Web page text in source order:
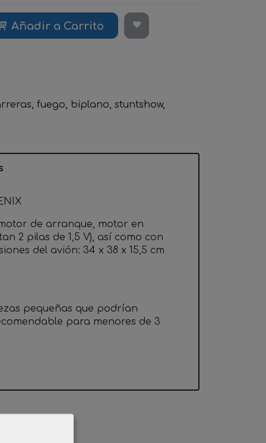
Añadir a Carrito
fuego biplano stuntshow
de arranque, motor en
2 pilas de 1,5 V), así como con
del avión: 34 x 38 x 15,5 cm
pequeñas que podrían
para menores de 3